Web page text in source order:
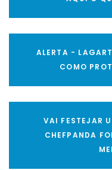
ALERTA -
COMO
VAI FESTEJAR
CHEFPANDA